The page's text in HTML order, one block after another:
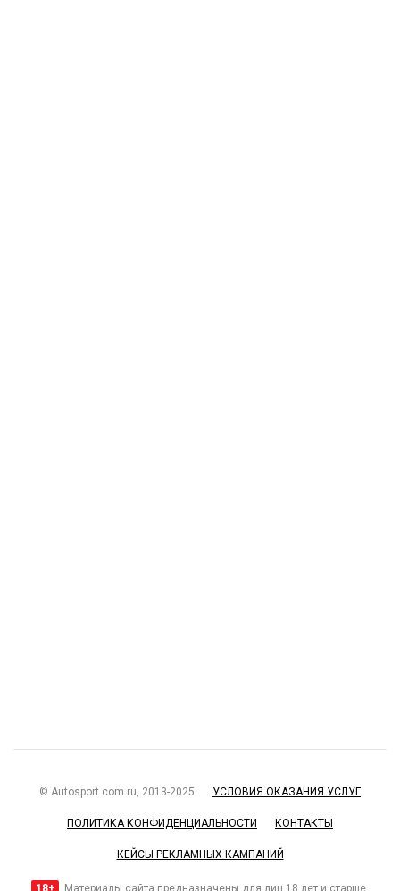
© Autosport.com.ru, 2013-2025 УСЛОВИЯ ОКАЗАНИЯ УСЛУГ
ПОЛИТИКА КОНФИДЕНЦИАЛЬНОСТИ КОНТАКТЫ
КЕЙСЫ РЕКЛАМНЫХ КАМПАНИЙ
18+ Материалы сайта предназначены для лиц 18 лет и старше.